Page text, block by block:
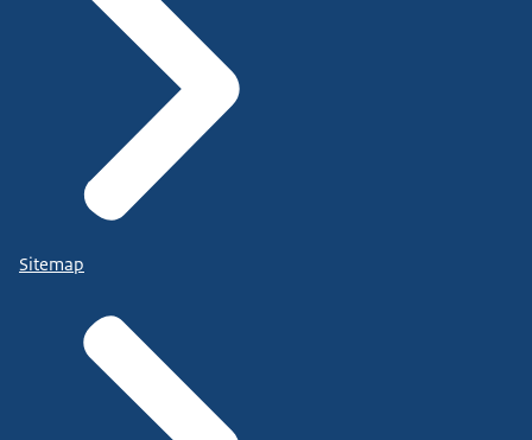
Sitemap